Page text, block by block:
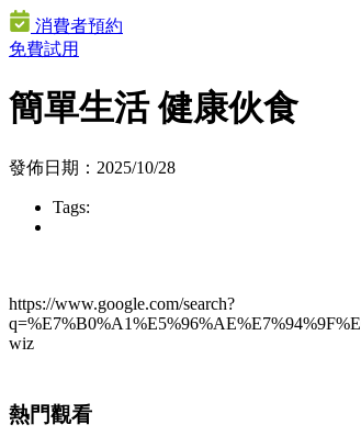
消費者預約
免費試用
簡單生活 健康伙食
發佈日期：2025/10/28
Tags:
https://www.google.com/search?
wiz
熱門觀看